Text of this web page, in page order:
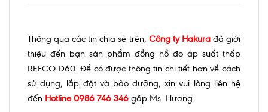
Thông qua các tin chia sẻ trên, Công ty Hakurađã giới
thiệu đến bạn sản phẩm đồng hồ đo áp suất thấp
REFCO D60. Để có được thông tin chi tiết hơn về cách
sử dụng, lắp đặt và bảo dưỡng, xin vui lòng liên hệ
đến Hotline 0986 746 346 gặp Ms. Hương.